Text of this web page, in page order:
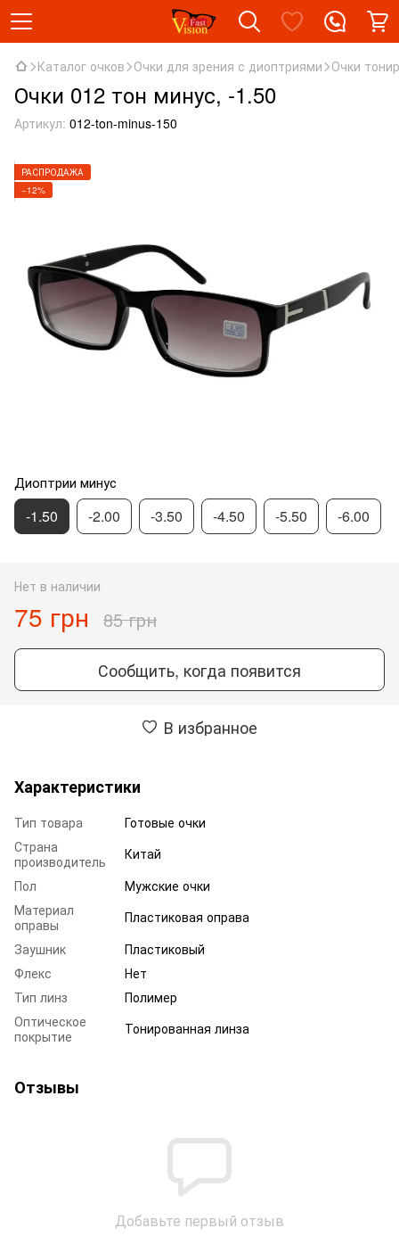
Каталог очков Очки для зрения с диоптриями Очки
Очки 012 тон минус, -1.50
Артикул: 012-ton-minus-150
РАСПРОДАЖА
−12%
Диоптрии минус
-1.50 -2.00 -3.50 -4.50 -5.50 -6.00
Нет в наличии
75 грн 85 грн
Сообщить, когда появится
В избранное
Характеристики
Тип товара
Готовые очки
Страна
производитель
Китай
Пол
Мужские очки
Материал
оправы
Пластиковая оправа
Заушник
Пластиковый
Флекс
Нет
Тип линз
Полимер
Оптическое
покрытие
Тонированная линза
Отзывы
Добавьте первый отзыв